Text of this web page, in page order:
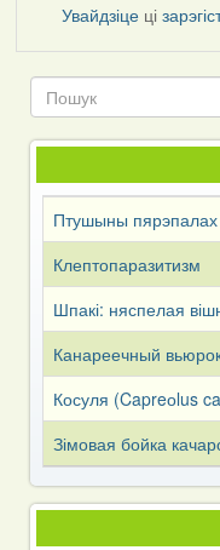
Увайдзіце ці
Птушыны пярэпалах
Клептопаразитизм
Шпакі: няспелая
Канареечный
Косуля (Capreоlus
Зімовая бойка